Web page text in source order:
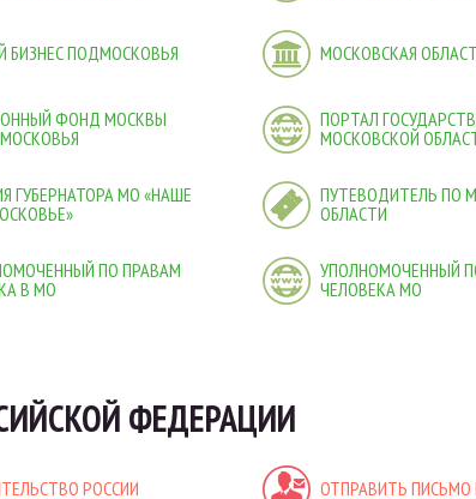
БИЗНЕС ПОДМОСКОВЬЯ МОСКОВСКАЯ
ФОНД МОСКВЫ
ПОРТАЛ
МОСКОВСКОЙ
ГУБЕРНАТОРА МО «НАШЕ
ПУТЕВОДИТЕЛЬ ПО
ОБЛАСТИ
ПО ПРАВАМ
В МО
УПОЛНОМОЧЕННЫЙ
ЧЕЛОВЕКА МО
ФЕДЕРАЦИИ
РОССИИ ОТПРАВИТЬ ПИСЬМО